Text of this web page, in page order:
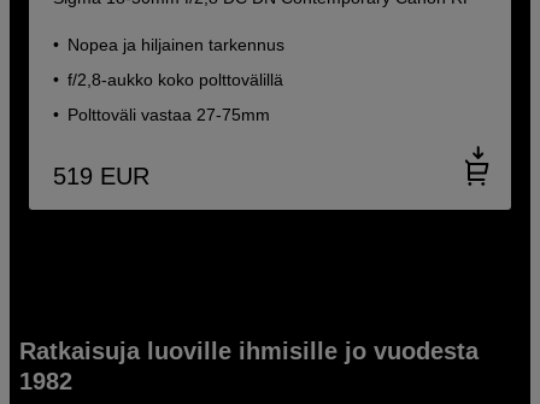
Nopea ja hiljainen tarkennus
f/2,8-aukko koko polttovälillä
Polttoväli vastaa 27-75mm
519 EUR
Ratkaisuja luoville ihmisille jo vuodesta
1982